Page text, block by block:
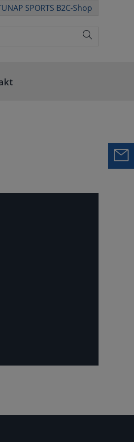
SPORTS B2C-Shop